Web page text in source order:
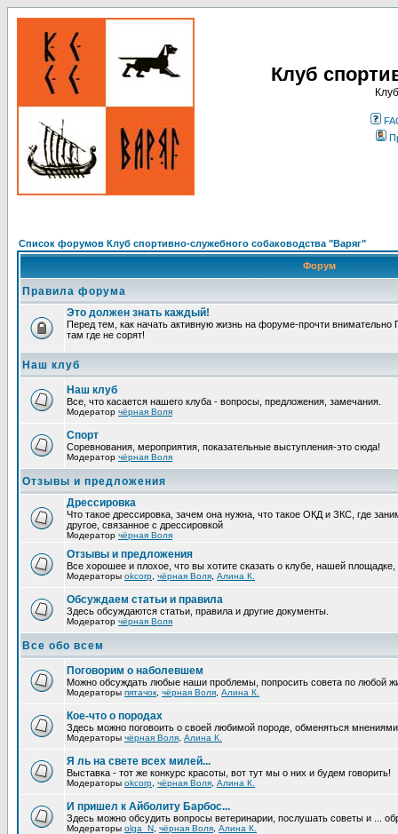
Клуб
Список форумов Клуб спортивно-служебного собаководства "Варяг"
Форум
Правила форума
Это должен знать каждый!
Перед тем, как начать активную жизнь на форуме-прочти
там где не сорят!
Наш клуб
Наш клуб
Все, что касается нашего клуба - вопросы, предложения, замечания.
Модератор чёрная Воля
Спорт
Соревнования, мероприятия, показательные выступления-это сюда!
Модератор чёрная Воля
Отзывы и предложения
Дрессировка
Что такое дрессировка, зачем она нужна, что такое ОКД и ЗКС, где
другое, связанное с дрессировкой
Модератор чёрная Воля
Отзывы и предложения
Все хорошее и плохое, что вы хотите сказать о клубе, нашей площадке,
Модераторы okcorp чёрная Воля Алина К.
Обсуждаем статьи и правила
Здесь обсуждаются статьи, правила и другие документы.
Модератор чёрная Воля
Все обо всем
Поговорим о наболевшем
Можно обсуждать любые наши проблемы, попросить совета по любой
Модераторы пятачок чёрная Воля Алина К.
Кое-что о породах
Здесь можно поговоить о своей любимой породе, обменяться
Модераторы чёрная Воля Алина К.
Я ль на свете всех милей...
Выставка - тот же конкурс красоты, вот тут мы о них и будем говорить!
Модераторы okcorp чёрная Воля Алина К.
И пришел к Айболиту Барбос...
Здесь можно обсудить вопросы ветеринарии, послушать советы и ...
Модераторы olga_N чёрная Воля Алина К.